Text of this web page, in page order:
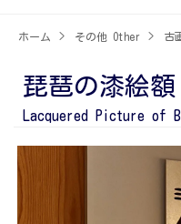
ホーム > その他 Other > 古
琵琶の漆絵額
Lacquered Picture of